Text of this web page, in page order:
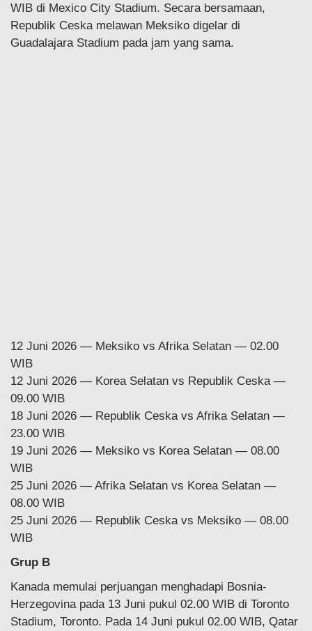
WIB di Mexico City Stadium. Secara bersamaan,
Republik Ceska melawan Meksiko digelar di
Guadalajara Stadium pada jam yang sama.
12 Juni 2026 — Meksiko vs Afrika Selatan — 02.00
WIB
12 Juni 2026 — Korea Selatan vs Republik Ceska —
09.00 WIB
18 Juni 2026 — Republik Ceska vs Afrika Selatan —
23.00 WIB
19 Juni 2026 — Meksiko vs Korea Selatan — 08.00
WIB
25 Juni 2026 — Afrika Selatan vs Korea Selatan —
08.00 WIB
25 Juni 2026 — Republik Ceska vs Meksiko — 08.00
WIB
Grup B
Kanada memulai perjuangan menghadapi Bosnia-
Herzegovina pada 13 Juni pukul 02.00 WIB di Toronto
Stadium, Toronto. Pada 14 Juni pukul 02.00 WIB, Qatar